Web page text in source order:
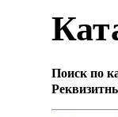
Поиск по